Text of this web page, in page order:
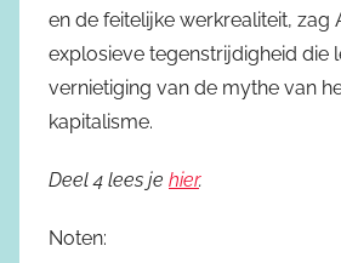
en de feitelijke werkrealiteit, zag
explosieve tegenstrijdigheid die
vernietiging van de mythe van
kapitalisme.
Deel 4 lees je hier.
Noten: